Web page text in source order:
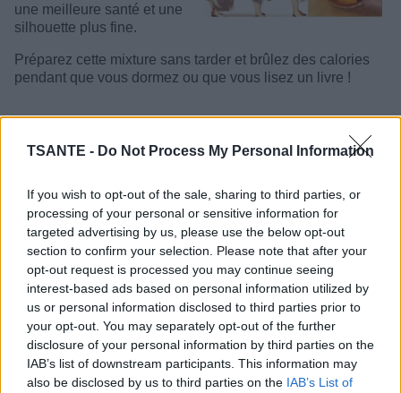
TSANTE - Do Not Process My Personal Information
If you wish to opt-out of the sale, sharing to third parties, or
processing of your personal or sensitive information for
targeted advertising by us, please use the below opt-out
section to confirm your selection. Please note that after your
opt-out request is processed you may continue seeing
interest-based ads based on personal information utilized by
us or personal information disclosed to third parties prior to
your opt-out. You may separately opt-out of the further
disclosure of your personal information by third parties on the
IAB’s list of downstream participants. This information may
also be disclosed by us to third parties on the IAB’s List of
une meilleure santé et une
silhouette plus fine.
Préparez cette mixture sans tarder et brûlez des calories
pendant que vous dormez ou que vous lisez un livre !
Ingrédients et préparation :